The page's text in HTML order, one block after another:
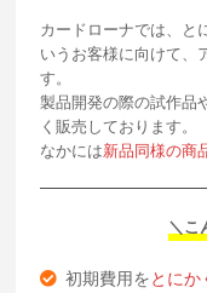
カードローナでは、と
いうお客様に向けて、
す。
製品開発の際の試作品
く販売しております。
なかには新品同様の商
＼こ
初期費用をとにか